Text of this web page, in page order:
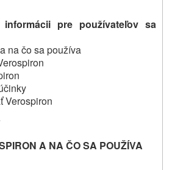
pre používateľov sa
na čo sa používa
Verospiron
A NA ČO SA POUŽÍVA